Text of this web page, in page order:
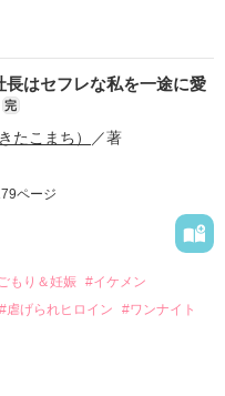
いた美桜。
の関係は壊れてしまう。
の離婚によって
れになった。
思っていた哲平に
。
は
長はセフレな私を一途に愛
完
たこまち） ／著
ページ
もり＆妊娠 #イケメン
#虐げられヒロイン
#ワンナイト